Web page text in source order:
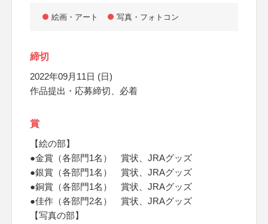
絵画・アート 写真・フォトコン
締切
2022年09月11日 (日)
作品提出・応募締切、必着
賞
【絵の部】
●金賞（各部門1名） 賞状、JRAグッズ
●銀賞（各部門1名） 賞状、JRAグッズ
●銅賞（各部門1名） 賞状、JRAグッズ
●佳作（各部門2名） 賞状、JRAグッズ
【写真の部】